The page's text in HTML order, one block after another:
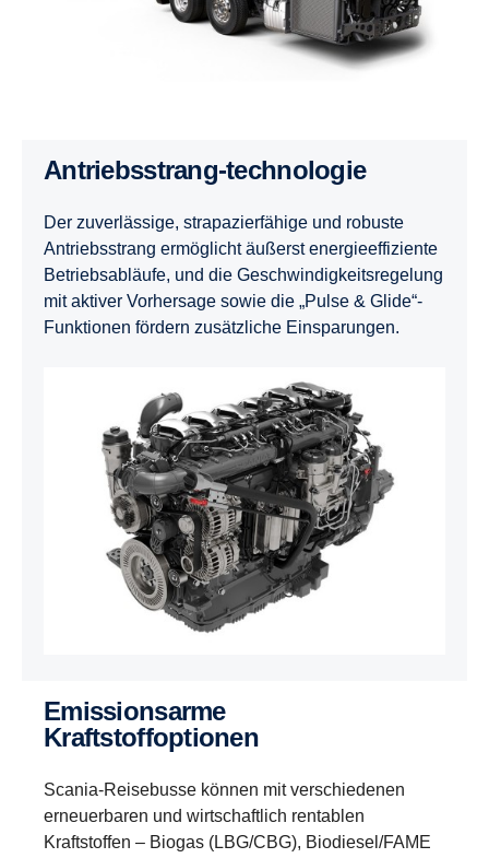
Antriebsstrang-technologie
Der zuverlässige, strapazierfähige und robuste
Antriebsstrang ermöglicht äußerst energieeffiziente
Betriebsabläufe, und die Geschwindigkeitsregelung
mit aktiver Vorhersage sowie die „Pulse & Glide“-
Funktionen fördern zusätzliche Einsparungen.
Emissionsarme
Kraftstoffoptionen
Scania-Reisebusse können mit verschiedenen
erneuerbaren und wirtschaftlich rentablen
Kraftstoffen – Biogas (LBG/CBG), Biodiesel/FAME